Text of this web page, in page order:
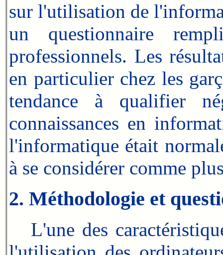
sur l'utilisation de
un questionnaire
professionnels. Les
en particulier chez les
tendance à qualifier
connaissances en
l'informatique était
à se considérer comme
2. Méthodologie et
L'une des